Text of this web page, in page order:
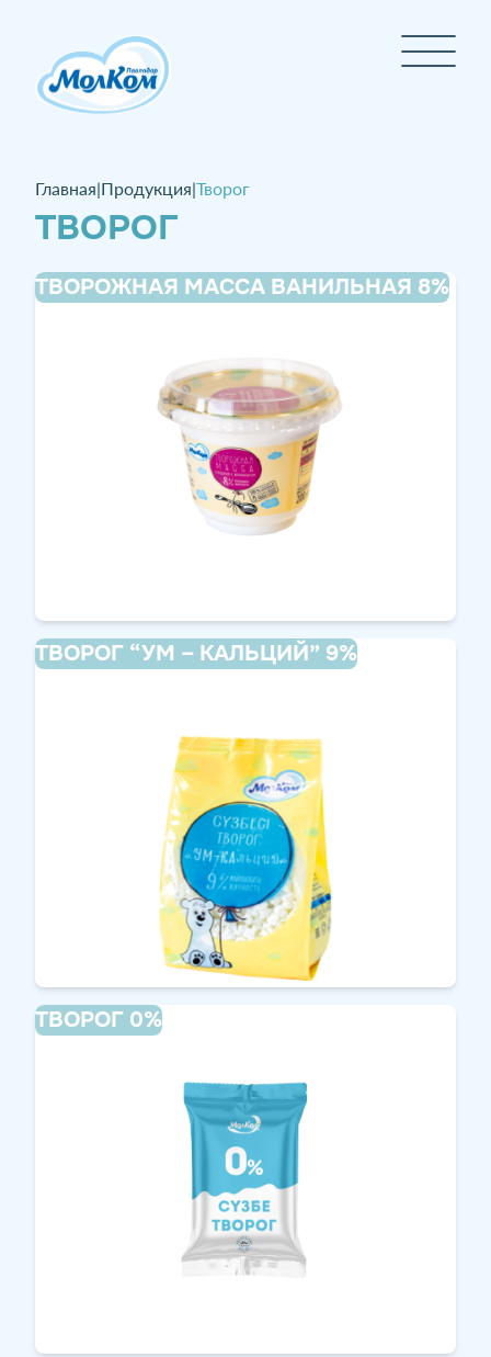
Главная|Продукция|Творог
ТВОРОГ
ТВОРОЖНАЯ МАССА ВАНИЛЬНАЯ 8%
ТВОРОГ “УМ – КАЛЬЦИЙ” 9%
ТВОРОГ 0%